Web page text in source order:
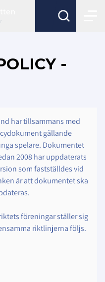
-
har tillsammans med
gällande
spelare. Dokumentet
2008 har uppdaterats
som fastställdes vid
är att dokumentet ska
föreningar ställer sig
riktlinjerna följs.